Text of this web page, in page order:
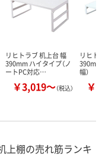
リヒトラブ 机上台 幅
390mm ハイタイプ（ノ
ートPC対応…
￥3,019～（税込）
リヒト
390mm
幅）
￥
上棚の売れ筋ランキ